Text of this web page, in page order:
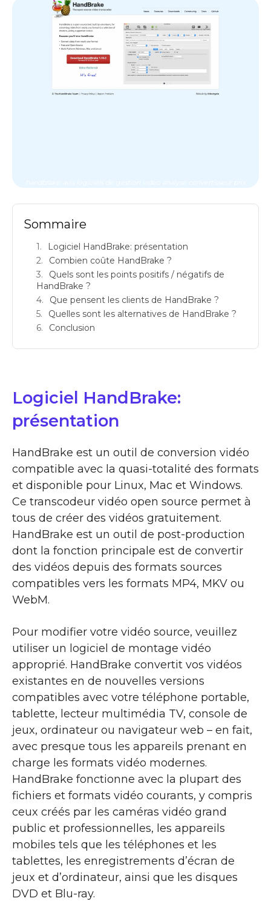
Sommaire
Logiciel HandBrake: présentation
Combien coûte HandBrake ?
Quels sont les points positifs / négatifs de
HandBrake ?
Que pensent les clients de HandBrake ?
Quelles sont les alternatives de HandBrake ?
Conclusion
Logiciel HandBrake:
présentation
HandBrake est un outil de conversion vidéo
compatible avec la quasi-totalité des formats
et disponible pour Linux, Mac et Windows.
Ce transcodeur vidéo open source permet à
tous de créer des vidéos gratuitement.
HandBrake est un outil de post-production
dont la fonction principale est de convertir
des vidéos depuis des formats sources
compatibles vers les formats MP4, MKV ou
WebM.
Pour modifier votre vidéo source, veuillez
utiliser un logiciel de montage vidéo
approprié. HandBrake convertit vos vidéos
existantes en de nouvelles versions
compatibles avec votre téléphone portable,
tablette, lecteur multimédia TV, console de
jeux, ordinateur ou navigateur web – en fait,
avec presque tous les appareils prenant en
charge les formats vidéo modernes.
HandBrake fonctionne avec la plupart des
fichiers et formats vidéo courants, y compris
ceux créés par les caméras vidéo grand
public et professionnelles, les appareils
mobiles tels que les téléphones et les
tablettes, les enregistrements d’écran de
jeux et d’ordinateur, ainsi que les disques
DVD et Blu-ray.